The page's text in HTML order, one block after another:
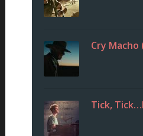
Cry Macho
Tick,